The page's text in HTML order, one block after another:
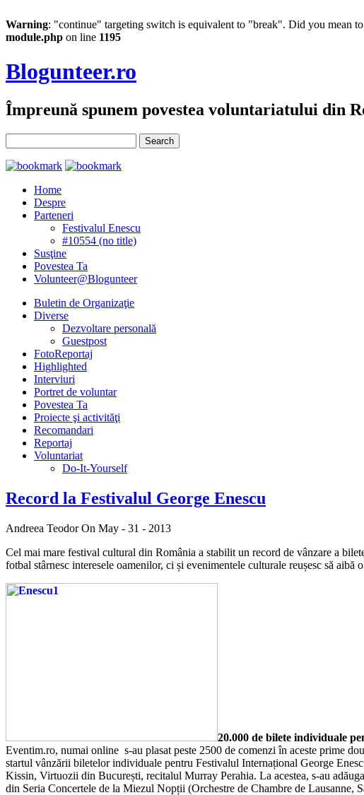
Warning: "continue" targeting switch is equivalent to "break". Did you mean
module.php on line 1195
Blogunteer.ro
Împreună spunem povestea voluntariatului din
Home
Despre
Parteneri
Festivalul Enescu
#10554 (no title)
Susţine
Povestea Ta
Volunteer@Blogunteer
Buletin de Organizaţie
Diverse
Dezvoltare personală
Guestpost
FotoReportaj
Highlighted
Interviuri
Portret de voluntar
Povestea Ta
Proiecte şi activităţi
Recomandari
Reportaj
Voluntariat
Do-It-Yourself
Record la Festivalul George Enescu
Andreea Teodor On May - 31 - 2013
Cel mai mare festival cultural din România a stabilit un record de vânzare a
fotbal stârnesc interesele oamenilor, ci și evenimentele culturale reușesc să aibă
20.000 de bilete individuale
Eventim.ro, numai online s-au plasat peste 2500 de comenzi în aceste prime
startul vânzării biletelor individuale pentru Festivalul Internațional George
Kissin, Virtuozii din București, recitalul Murray Perahia. La acestea, s-au
din Seria Concertele de la Miezul Nopții (Orchestre de Chambre de